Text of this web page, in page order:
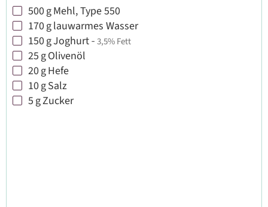
▢
500gMehl, Type 550
▢
170glauwarmes Wasser
▢
150gJoghurt - 3,5% Fett
▢
25 gOlivenöl
▢
20gHefe
▢
10gSalz
▢
5 gZucker